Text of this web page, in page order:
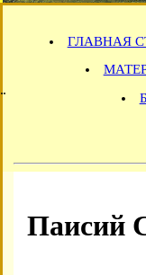
ГЛАВНАЯ
Паисий